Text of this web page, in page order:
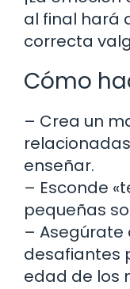
al final hará
correcta
Cómo
– Crea un
enseñar.
– Esconde
pequeñas
– Asegúrate
desafiantes
edad de los